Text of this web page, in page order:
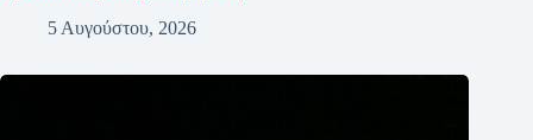
5 Αυγούστου, 2026